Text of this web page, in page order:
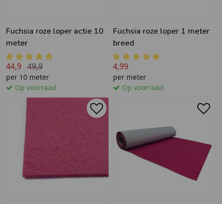
Fuchsia roze loper actie 10
meter
44,9 49,9
per 10 meter
Op voorraad
Fuchsia roze loper 1 meter
breed
4,99
per meter
Op voorraad